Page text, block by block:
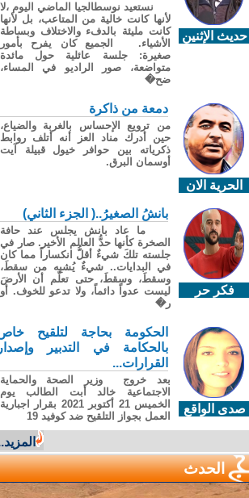
حديث الإثنين
نستعيد نوسطالجيا الماضي اليوم ،لا
لأنها كانت خالية من المتاعب، بل لأنها
كانت مليئة بالدفء والاختلاف وبساطة
الأشياء. الجميع كان يفرح بأمور
صغيرة: جلسة عائلية حول مائدة
متواضعة، صور الراديو في المساء،
ضح�
الحرية الان
دمعة من ذاكرة
من ترويع الإحساس بالغربة والضياع،
حين أدرك مناد العز أنه أتلف روابط
ذكرياته بين حوافر خيول قبيلة آيت
أوسمان البرق.
فكر حر
بانشُ الصغيرُ..( الجزء الثاني)
ما عاد بانش يجلس عند حافة
الصخرة كأنها حدُّ العالم الأخير. صار في
جلسته تلكَ شيءٌ أقلُّ انكساراً مما كان
في البدايات.. شيءٌ يُشبِه من سقطَ،
وسقطَ، وسقطَ، حتى تعلّم أن الأرضَ
ليست عدواً دائماً، ولا تدعو للخوف. أو
ر�
صدى الواقع
الحكومة بحاجة لتلقيح خاص
بالحكامة في التدبير وإصدار
القرارات...
بعد خروج وزير الصحة والحماية
الاجتماعية خالد أبت الطالب يوم
الخميس 21 أكتوبر 2021 بقرار اجبارية
العمل بجواز التلقيح ضد كوفيد 19
المزيد...
الحدث